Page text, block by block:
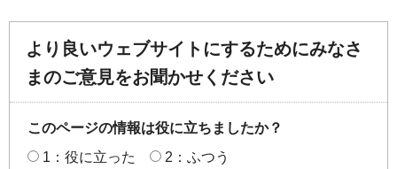
より良いウェブサイトにするためにみなさ
まのご意見をお聞かせください
このページの情報は役に立ちましたか？
1：役に立った
2：ふつう